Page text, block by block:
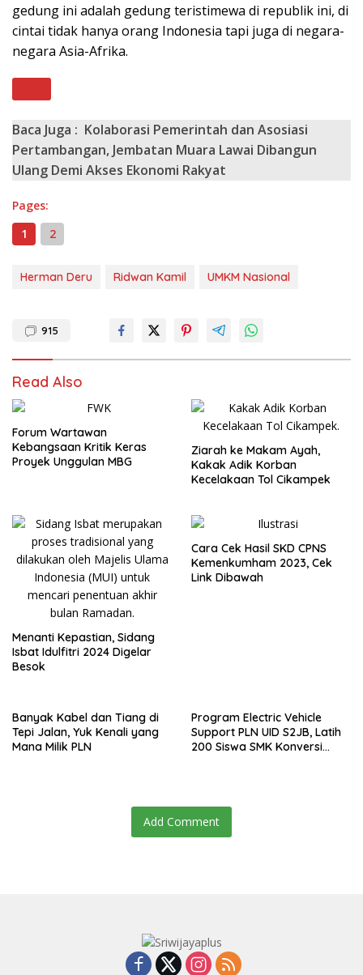
gedung ini adalah gedung teristimewa di republik ini, di
cintai tidak hanya orang Indonesia tapi juga di negara-
negara Asia-Afrika.
Baca Juga : Kolaborasi Pemerintah dan Asosiasi
Pertambangan, Jembatan Muara Lawai Dibangun
Ulang Demi Akses Ekonomi Rakyat
Pages:
1
2
Herman Deru Ridwan Kamil UMKM Nasional
915
Read Also
Forum Wartawan
Kebangsaan Kritik Keras
Proyek Unggulan MBG
Ziarah ke Makam Ayah,
Kakak Adik Korban
Kecelakaan Tol Cikampek
Menanti Kepastian, Sidang
Isbat Idulfitri 2024 Digelar
Besok
Cara Cek Hasil SKD CPNS
Kemenkumham 2023, Cek
Link Dibawah
Banyak Kabel dan Tiang di
Tepi Jalan, Yuk Kenali yang
Mana Milik PLN
Program Electric Vehicle
Support PLN UID S2JB, Latih
200 Siswa SMK Konversi
Add Comment